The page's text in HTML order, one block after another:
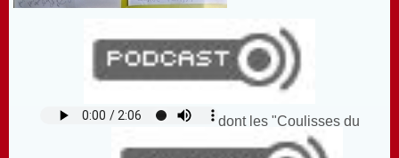
dont les "Coulisses du